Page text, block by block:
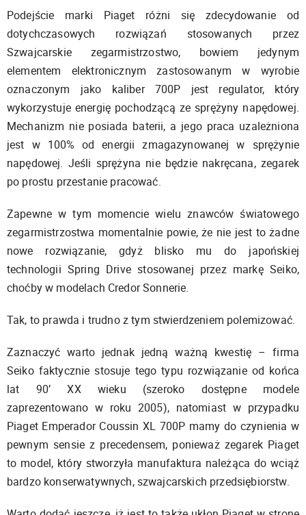
Podejście marki Piaget różni się
zdecydowanie od
dotychczasowych rozwiązań stosowanych przez
Szwajcarskie zegarmistrzostwo, bowiem jedynym
elementem
elektronicznym zastosowanym w wyrobie
oznaczonym jako kaliber 700P
jest regulator, który
wykorzystuje energię pochodzącą zesprężyny napędowej.
Mechanizm nie posiada baterii, a jego praca uzależniona
jest w 100% od energii zmagazynowanej w sprężynie
napędowej. Jeśli sprężyna nie będzie nakręcana, zegarek
po prostu przestanie pracować.
Zapewne w tym momencie wielu znawców światowego
zegarmistrzostwa momentalnie powie, że nie jest to żadne
nowe rozwiązanie, gdyż blisko mu do
japońskiej
technologii Spring Drivestosowanej przez markęSeiko,
choćbyw modelach CredorSonnerie.
Tak, to prawda i trudno z tym stwierdzeniem polemizować.
Zaznaczyć warto jednak jedną ważną kwestię – firma
Seiko faktycznie stosuje tego typu rozwiązanie od końca
lat 90’ XX wieku (szeroko dostępne modele
zaprezentowano w roku 2005), natomiast w przypadku
Piaget Emperador Coussin XL 700P mamy do czynienia w
pewnym sensie z precedensem, ponieważ zegarek Piaget
to model, który stworzyła manufaktura należąca do wciąż
bardzo konserwatywnych, szwajcarskich przedsiębiorstw.